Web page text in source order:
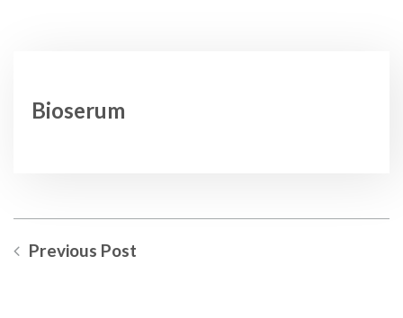
Bioserum
Previous Post